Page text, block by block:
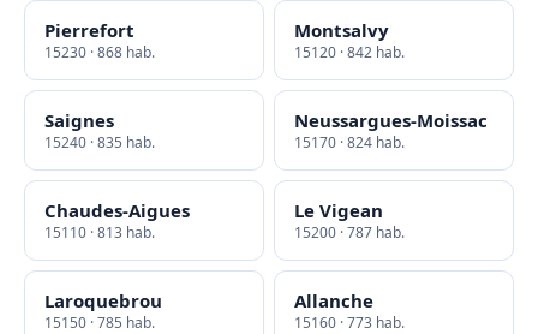
Pierrefort
15230 · 868 hab.
Montsalvy
15120 · 842 hab.
Saignes
15240 · 835 hab.
Neussargues-Moissac
15170 · 824 hab.
Chaudes-Aigues
15110 · 813 hab.
Le Vigean
15200 · 787 hab.
Laroquebrou
15150 · 785 hab.
Allanche
15160 · 773 hab.